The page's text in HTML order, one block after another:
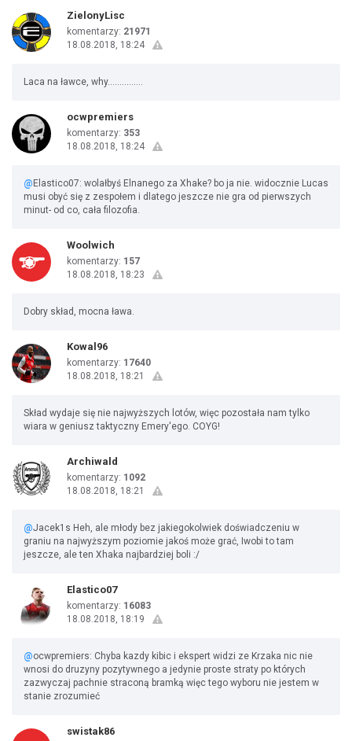
ZielonyLisc
komentarzy: 21971
18.08.2018, 18:24
Laca na ławce, why...............
ocwpremiers
komentarzy: 353
18.08.2018, 18:24
@ Elastico07: wolałbyś Elnanego za Xhake? bo ja nie. widocznie Lucas
musi obyć się z zespołem i dlatego jeszcze nie gra od pierwszych
minut- od co, cała filozofia.
Woolwich
komentarzy: 157
18.08.2018, 18:23
Dobry skład, mocna ława.
Kowal96
komentarzy: 17640
18.08.2018, 18:21
Skład wydaje się nie najwyższych lotów, więc pozostała nam tylko
wiara w geniusz taktyczny Emery'ego. COYG!
Archiwald
komentarzy: 1092
18.08.2018, 18:21
@Jacek1s Heh, ale młody bez jakiegokolwiek doświadczeniu w
graniu na najwyższym poziomie jakoś może grać, Iwobi to tam
jeszcze, ale ten Xhaka najbardziej boli :/
Elastico07
komentarzy: 16083
18.08.2018, 18:19
@ocwpremiers: Chyba kazdy kibic i ekspert widzi ze Krzaka nic nie
wnosi do druzyny pozytywnego a jedynie proste straty po których
zazwyczaj pachnie straconą bramką więc tego wyboru nie jestem w
stanie zrozumieć
swistak86